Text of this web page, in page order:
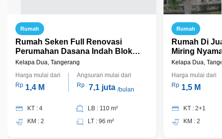
Rumah
Rumah Seken Full Renovasi
Perumahan Dasana Indah Blok
RC1 Strategis di Kelapa Dua Bisa
Kelapa Dua, Tangerang
Harga mulai dari
Rp 1,4 M
Angsuran mulai dari
Rp 7,1 juta /bulan
KT : 4
KM : 2
LB : 110 m²
LT : 96 m²
Rumah
Rumah Di
Miring
Tangerang
Kelapa Dua,
Harga mulai dari
Rp 1,5 M
KT : 2+1
KM : 2